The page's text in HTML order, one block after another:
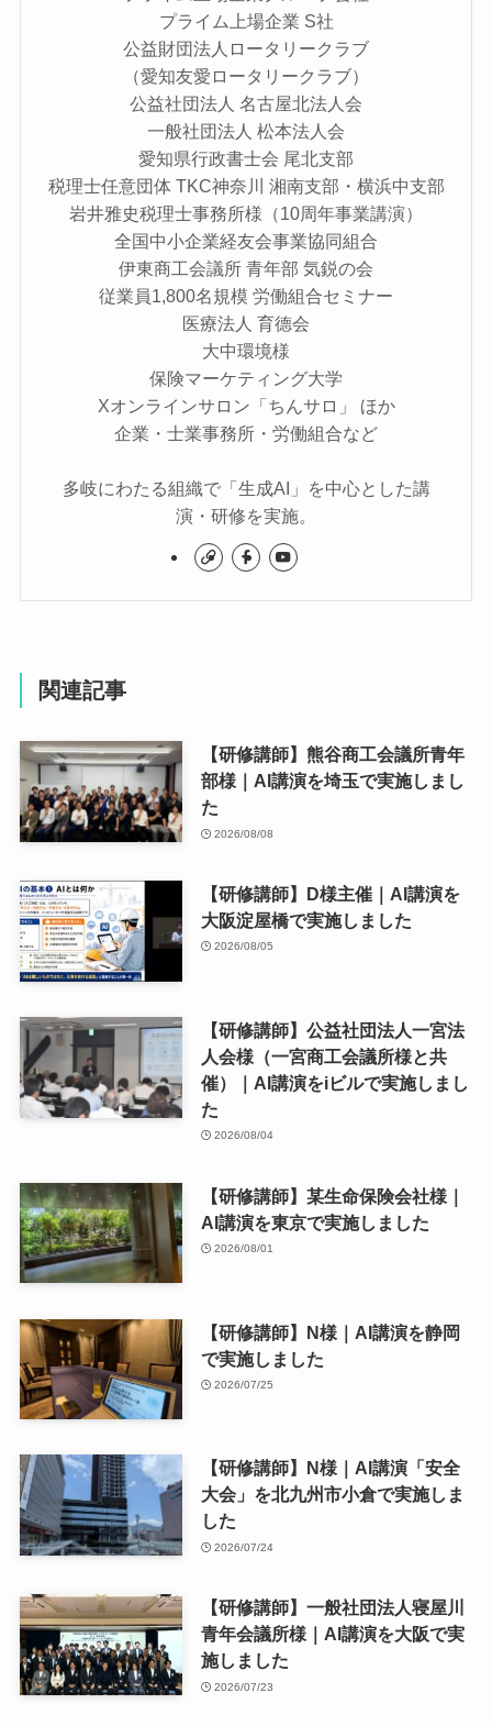
プライム上場企業 S社
公益財団法人ロータリークラブ
（愛知友愛ロータリークラブ）
公益社団法人 名古屋北法人会
一般社団法人 松本法人会
愛知県行政書士会 尾北支部
税理士任意団体 TKC神奈川 湘南支部・横浜中支部
岩井雅史税理士事務所様（10周年事業講演）
全国中小企業経友会事業協同組合
伊東商工会議所 青年部 気鋭の会
従業員1,800名規模 労働組合セミナー
医療法人 育德会
大中環境様
保険マーケティング大学
Xオンラインサロン「ちんサロ」 ほか
企業・士業事務所・労働組合など
多岐にわたる組織で「生成AI」を中心とした講
演・研修を実施。
関連記事
【研修講師】熊谷商工会議所青年
部様｜AI講演を埼玉で実施しまし
た
2026/08/08
【研修講師】D様主催｜AI講演を
大阪淀屋橋で実施しました
2026/08/05
【研修講師】公益社団法人一宮法
人会様（一宮商工会議所様と共
催）｜AI講演をiビルで実施しまし
た
2026/08/04
【研修講師】某生命保険会社様｜
AI講演を東京で実施しました
2026/08/01
【研修講師】N様｜AI講演を静岡
で実施しました
2026/07/25
【研修講師】N様｜AI講演「安全
大会」を北九州市小倉で実施しま
した
2026/07/24
【研修講師】一般社団法人寝屋川
青年会議所様｜AI講演を大阪で実
施しました
2026/07/23